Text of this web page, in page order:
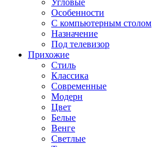
Угловые
Особенности
С компьютерным столом
Назначение
Под телевизор
Прихожие
Стиль
Классика
Современные
Модерн
Цвет
Белые
Венге
Светлые